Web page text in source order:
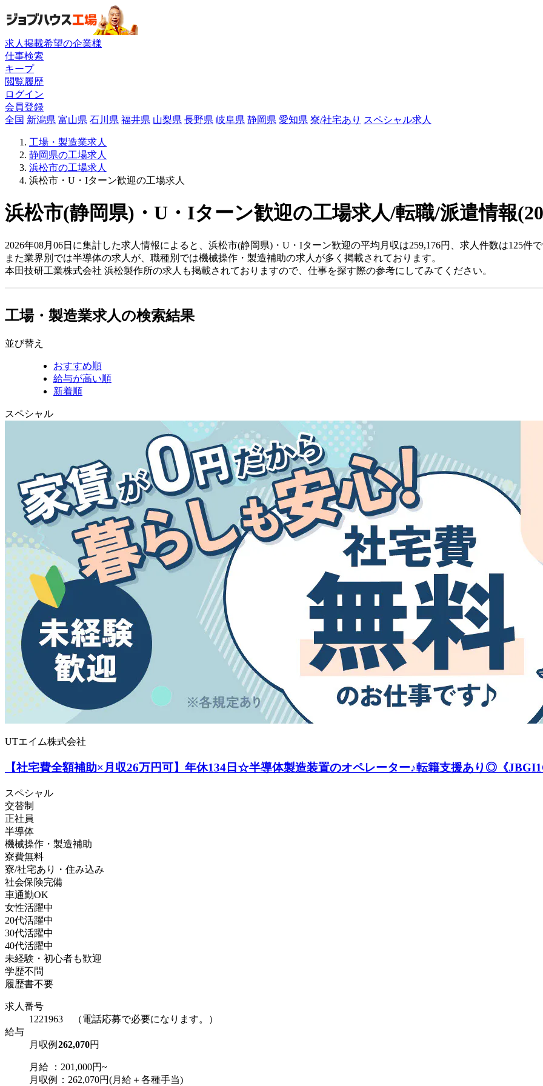
求人掲載希望の企業様
仕事検索
キープ
閲覧履歴
ログイン
会員登録
全国 新潟県 富山県 石川県 福井県 山梨県 長野県 岐阜県 静岡県 愛知県 寮/社宅あり スペシャル求人
工場・製造業求人
静岡県の工場求人
浜松市の工場求人
浜松市・U・Iターン歓迎の工場求人
浜松市(静岡県)・U・Iターン歓迎の工場求人/転職/派遣情報
2026年08月06日に集計した求人情報によると、浜松市(静岡県)・U・Iターン歓迎の平均月収は259,176円、求人件数は125件
また業界別では半導体の求人が、職種別では機械操作・製造補助の求人が多く掲載されております。
本田技研工業株式会社 浜松製作所の求人も掲載されておりますので、仕事を探す際の参考にしてみてください。
工場・製造業求人の検索結果
並び替え
おすすめ順
給与が高い順
新着順
スペシャル
UTエイム株式会社
【社宅費全額補助×月収26万円可】年休134日☆半導体製造装置のオペレーター♪転籍支援あり◎《
スペシャル
交替制
正社員
半導体
機械操作・製造補助
寮費無料
寮/社宅あり・住み込み
社会保険完備
車通勤OK
女性活躍中
20代活躍中
30代活躍中
40代活躍中
未経験・初心者も歓迎
学歴不問
履歴書不要
求人番号
1221963 （電話応募で必要になります。）
給与
月収例 262,070円
月給 ：201,000円~
月収例：262,070円(月給＋各種手当)